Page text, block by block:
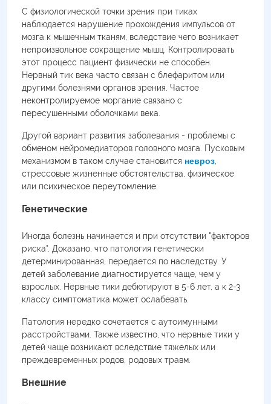
С физиологической точки зрения при тиках
наблюдается нарушение прохождения импульсов от
мозга к мышечным тканям, вследствие чего возникает
непроизвольное сокращение мышц. Контролировать
этот процесс пациент физически не способен.
Нервный тик века часто связан с блефаритом или
другими болезнями органов зрения. Частое
неконтролируемое моргание связано с
пересушенными оболочками века.
Другой вариант развития заболевания - проблемы с
обменом нейромедиаторов головного мозга. Пусковым
механизмом в таком случае становится невроз
стрессовые жизненные обстоятельства, физическое
или психическое переутомление.
Генетические
Иногда болезнь начинается и при отсутствии "факторов
риска". Доказано, что патология генетически
детерминированная, передается по наследству. У
детей заболевание диагностируется чаще, чем у
взрослых. Нервные тики дебютируют в 5-6 лет, а к 2-3
классу симптоматика может ослабевать.
Патология нередко сочетается с аутоимунными
расстройствами. Также известно, что нервные тики у
детей чаще возникают вследствие тяжелых или
преждевременных родов, родовых травм.
Внешние